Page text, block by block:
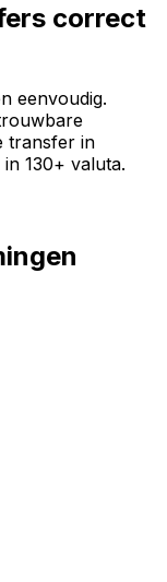
correct
eenvoudig.
transfer in
130+ valuta.